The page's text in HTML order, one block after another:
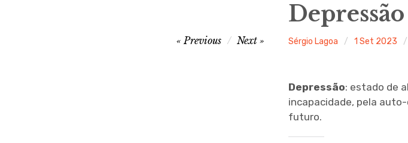
Depressão
Sérgio Lagoa 1 Set 2023
Previous Next
Depressão: estado de
incapacidade, pela
futuro.